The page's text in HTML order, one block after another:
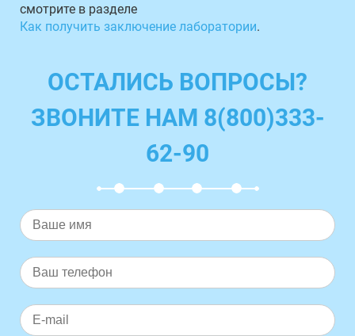
смотрите в разделе
Как получить заключение лаборатории.
ОСТАЛИСЬ ВОПРОСЫ?
ЗВОНИТЕ НАМ 8(800)333-
62-90